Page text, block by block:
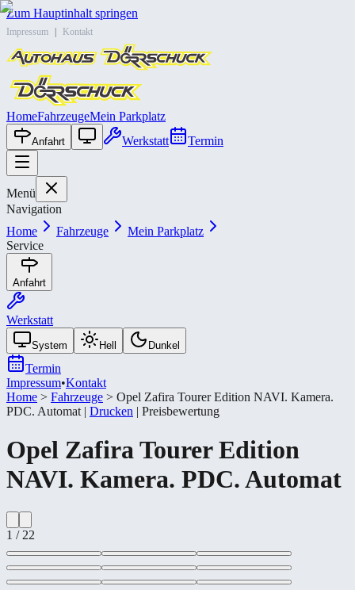
Zum Hauptinhalt springen
Impressum Kontakt
HomeFahrzeugeMein Parkplatz
Anfahrt Werkstatt Termin
Menü
Navigation
Home
Fahrzeuge
Mein Parkplatz
Service
Anfahrt
Werkstatt
System Hell Dunkel
Termin
Impressum•Kontakt
Home > Fahrzeuge > Opel Zafira Tourer Edition NAVI. Kamera.
PDC. Automat | Drucken | Preisbewertung
Opel Zafira Tourer Edition
NAVI. Kamera. PDC. Automat
1 / 22